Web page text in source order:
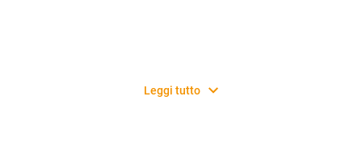
Leggi tutto